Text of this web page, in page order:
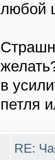
любой
в
петля
RE: